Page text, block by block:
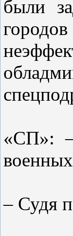
были
«СП»:
– Судя